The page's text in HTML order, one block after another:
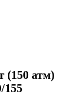
(150 атм)
155